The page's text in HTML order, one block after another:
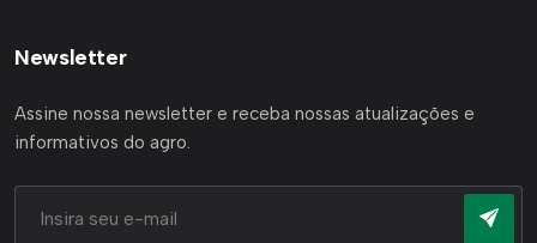
Newsletter
Assine nossa newsletter e receba nossas atualizações e
informativos do agro.